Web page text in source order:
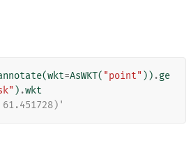
(wkt=AsWKT( "point" )) .ge
) .wkt
61.451728)'